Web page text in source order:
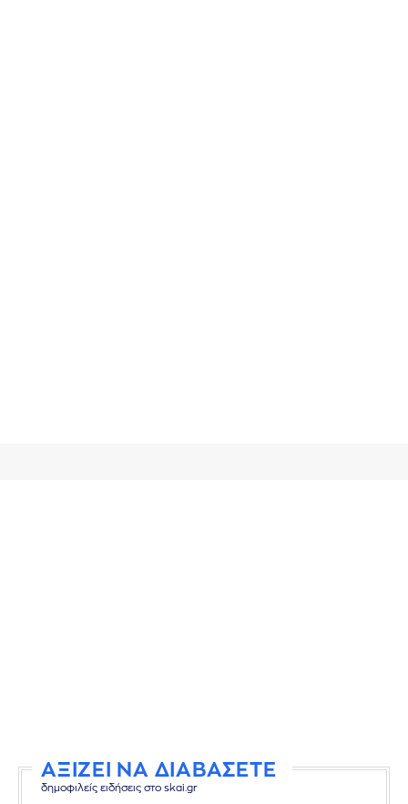
ΑΞΙΖΕΙ ΝΑ ΔΙΑΒΑΣΕΤΕ
δημοφιλείς ειδήσεις στο skai.gr